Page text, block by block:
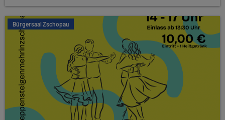
Bürgersaal Zschopau